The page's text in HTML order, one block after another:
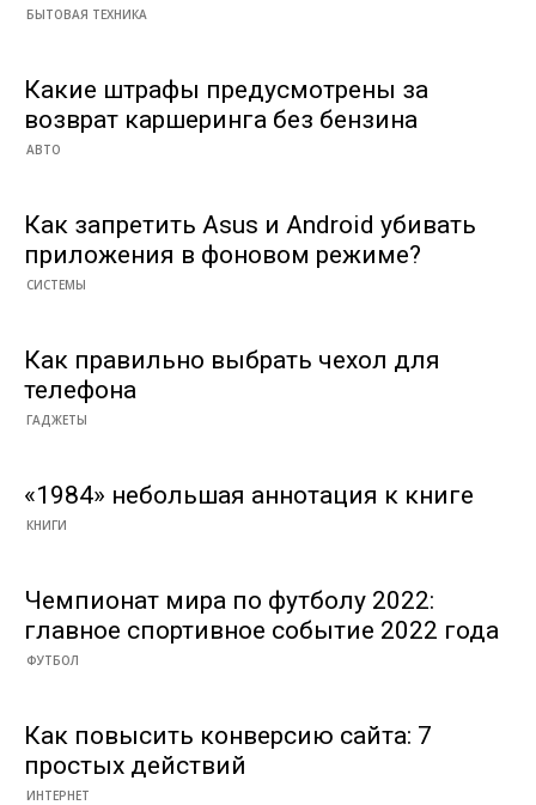
БЫТОВАЯ ТЕХНИКА
Какие штрафы предусмотрены за
возврат каршеринга без бензина
АВТО
Как запретить Asus и Android убивать
приложения в фоновом режиме?
СИСТЕМЫ
Как правильно выбрать чехол для
телефона
ГАДЖЕТЫ
«1984» небольшая аннотация к книге
КНИГИ
Чемпионат мира по футболу 2022:
главное спортивное событие 2022 года
ФУТБОЛ
Как повысить конверсию сайта: 7
простых действий
ИНТЕРНЕТ